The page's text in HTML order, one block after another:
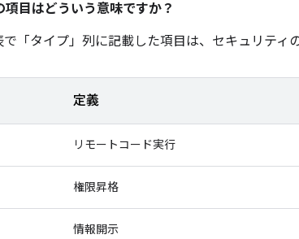
項目はどういう意味ですか？
「タイプ」 列に記載した項目は、セキュリティ
定義
リモートコード実行
権限昇格
情報開示